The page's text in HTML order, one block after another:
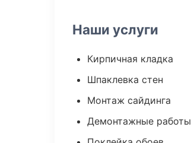
Наши услуги
Кирпичная кладка
Шпаклевка стен
Монтаж сайдинга
Демонтажные работы